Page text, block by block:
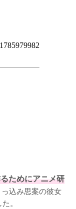
ためにアニメ研
込み思案の彼女
。